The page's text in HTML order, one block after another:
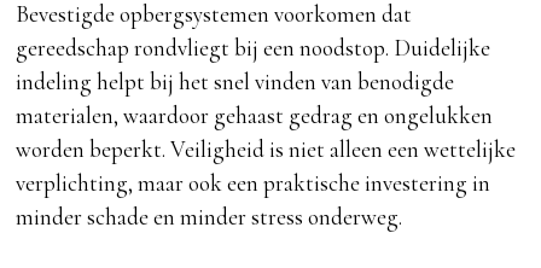
Bevestigde opbergsystemen voorkomen dat
gereedschap rondvliegt bij een noodstop. Duidelijke
indeling helpt bij het snel vinden van benodigde
materialen, waardoor gehaast gedrag en ongelukken
worden beperkt. Veiligheid is niet alleen een wettelijke
verplichting, maar ook een praktische investering in
minder schade en minder stress onderweg.